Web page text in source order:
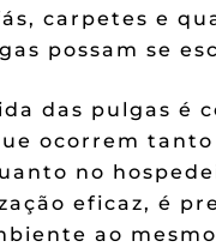
carpetes e
possam se
das pulgas é
ocorrem tanto
no
eficaz, é
ao